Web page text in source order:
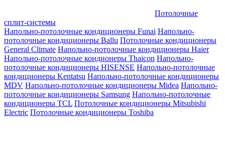
Потолочные
сплит-системы
Напольно-потолочные кондиционеры Funai Напольно-
потолочные кондиционеры Ballu Потолочные кондиционеры
General Climate Напольно-потолочные кондиционеры Haier
Напольно-потолочные кондионеры Thaicon Напольно-
потолочные кондиционеры HISENSE Напольно-потолочные
кондиционеры Kentatsu Напольно-потолочные кондиционеры
MDV Напольно-потолочные кондиционеры Midea Напольно-
потолочные кондиционеры Samsung Напольно-потолочные
кондиционеры TCL Потолочные кондиционеры Mitsubishi
Electric Потолочные кондиционеры Toshiba